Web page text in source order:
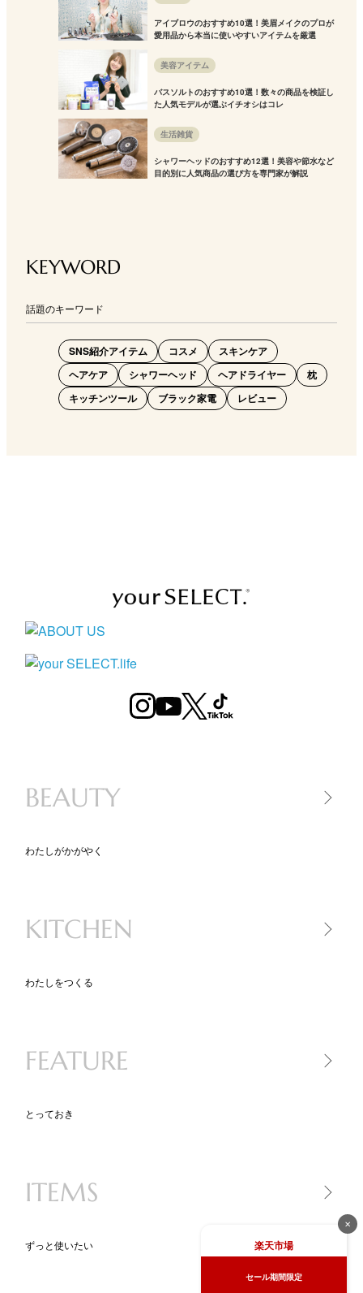
アイブロウのおすすめ10選！美眉メイクのプロが
愛用品から本当に使いやすいアイテムを厳選
美容アイテム
バスソルトのおすすめ10選！数々の商品を検証し
た人気モデルが選ぶイチオシはコレ
生活雑貨
シャワーヘッドのおすすめ12選！美容や節水など
目的別に人気商品の選び方を専門家が解説
KEYWORD
話題のキーワード
SNS紹介アイテム コスメ
スキンケア
ヘアケア
シャワーヘッド ヘアドライヤー
枕
キッチンツール
ブラック家電 レビュー
BEAUTY
わたしがかがやく
コスメ
KITCHEN
わたしをつくる
食品
FEATURE
とっておき
ニッポン、地方のいいモノ
ITEMS
ずっと使いたい
✕
楽天市場
セール期間限定